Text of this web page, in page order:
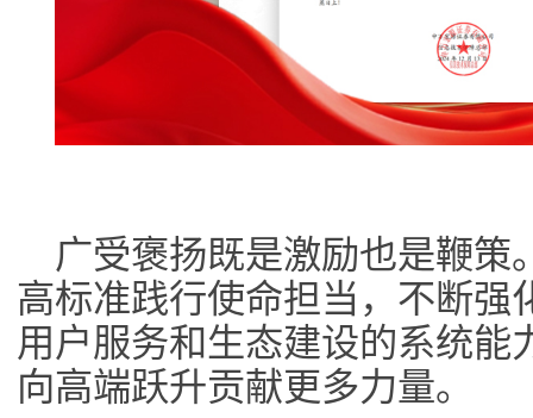
广受褒扬既是激励也是鞭策
高标准践行使命担当，不断强
用户服务和生态建设的系统能
向高端跃升贡献更多力量。